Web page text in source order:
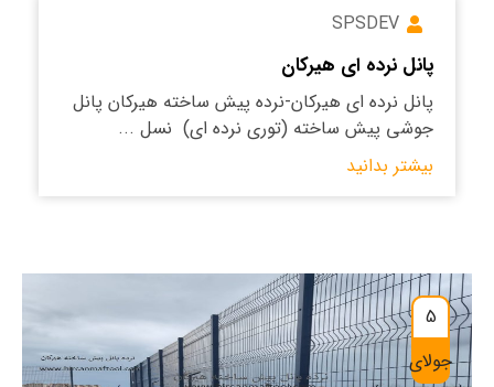
SPSDEV
پانل نرده ای هیرکان
پانل نرده ای هیرکان-نرده پیش ساخته هیرکان پانل
جوشی پیش ساخته (توری نرده ای) نسل ...
بیشتر بدانید
5
جولای